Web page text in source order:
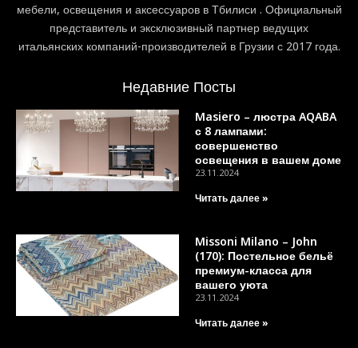
мебели, освещения и аксессуаров в Тбилиси . Официальный
представитель и эксклюзивный партнер ведущих
итальянских компаний-производителей в Грузии с 2017 года.
Недавние Посты
Masiero – люстра AQABA
с 8 лампами:
совершенство
освещения в вашем доме
23.11.2024
Читать далее »
Missoni Milano – John
(170): Постельное бельё
премиум-класса для
вашего уюта
23.11.2024
Читать далее »